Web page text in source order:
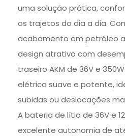
uma solução prática,
os trajetos do dia a dia.
acabamento em petróleo
design atrativo com
traseiro AKM de 36V e
elétrica suave e potente,
subidas ou deslocações
A bateria de lítio de 36V e
excelente autonomia de